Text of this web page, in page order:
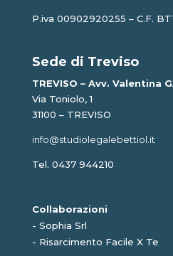
P.iva 00902920255 – C.F.
Sede di Treviso
TREVISO – Avv. Valentina
Via Toniolo, 1
31100 – TREVISO
info@studiolegalebettiol.it
Tel. 0437 944210
Collaborazioni
- Sophia Srl
- Risarcimento Facile X Te